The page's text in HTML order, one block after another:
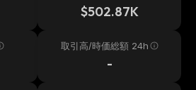
$502.87K
取引高/時価総額 24h
-